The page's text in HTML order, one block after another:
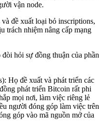
vận node.
đề xuất loại bỏ inscriptions,
trách nhiệm nâng cấp mạng
hỏi sự đồng thuận của phần
Họ đề xuất và phát triển các
phát triển Bitcoin rất phi
mọi nơi, làm việc riêng lẻ
người đóng góp làm việc trên
góp vào mã nguồn mở của